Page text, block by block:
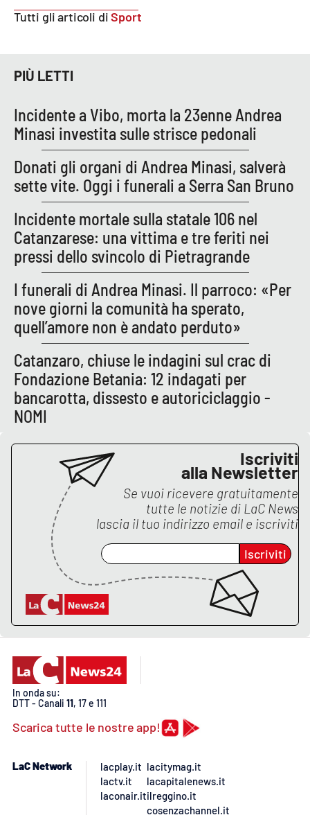
Sanità
RUBRICHE
Good Morning Vietnam
Leggendo Alvaro insieme
Le perfidie di Antonella Grippo
STREAMING
LaC Network
LaC OnAir
EDIZIONI
LOCALI
Catanzaro
Crotone
Vibo Valentia
Reggio Calabria
Cosenza
Lamezia Terme
Tutti gli articoli diSport
PIÙ LETTI
Incidente a Vibo, morta la 23enne Andrea
Minasi investita sulle strisce pedonali
Donati gli organi di Andrea Minasi, salverà
sette vite. Oggi i funerali a Serra San Bruno
Incidente mortale sulla statale 106 nel
Catanzarese: una vittima e tre feriti nei
pressi dello svincolo di Pietragrande
I funerali di Andrea Minasi. Il parroco: «Per
nove giorni la comunità ha sperato,
quell’amore non è andato perduto»
Catanzaro, chiuse le indagini sul crac di
Fondazione Betania: 12 indagati per
bancarotta, dissesto e autoriciclaggio -
NOMI
Iscriviti
alla Newsletter
Se vuoi ricevere gratuitamente
tutte le notizie di LaC News
lascia il tuo indirizzo email e iscriviti
Iscriviti
In onda su:
DTT - Canali 11, 17 e 111
Scarica tutte le nostre app!
LaC Network
lacplay.it
lactv.it
laconair.it
lacitymag.it
lacapitalenews.it
ilreggino.it
cosenzachannel.it